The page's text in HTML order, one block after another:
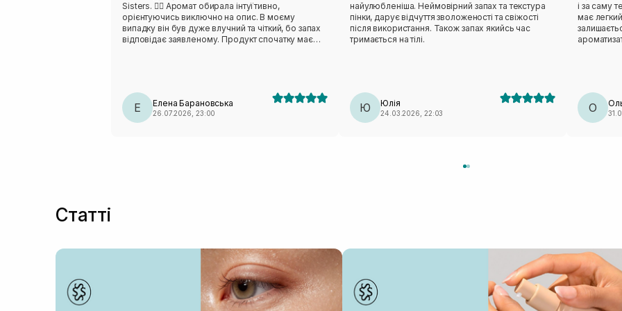
Sisters. ❤️‍🔥 Аромат обирала інтуїтивно,
орієнтуючись виключно на опис. В моєму
випадку він був дуже влучний та чіткий, бо запах
відповідає заявленому. Продукт спочатку має
своїм ароматом. Використовую його час від
часу, коли хочеться чогось особливого.
Е Елена Барановська
26.07.2026, 23:00
найулюбленіша. Неймовірний запах та текстура
пінки, дарує відчуття зволоженості та свіжості
після використання. Також запах якийсь час
тримається на тілі.
Ю Юлія
24.03.2026, 22:03
і за саму
має
О
Статті